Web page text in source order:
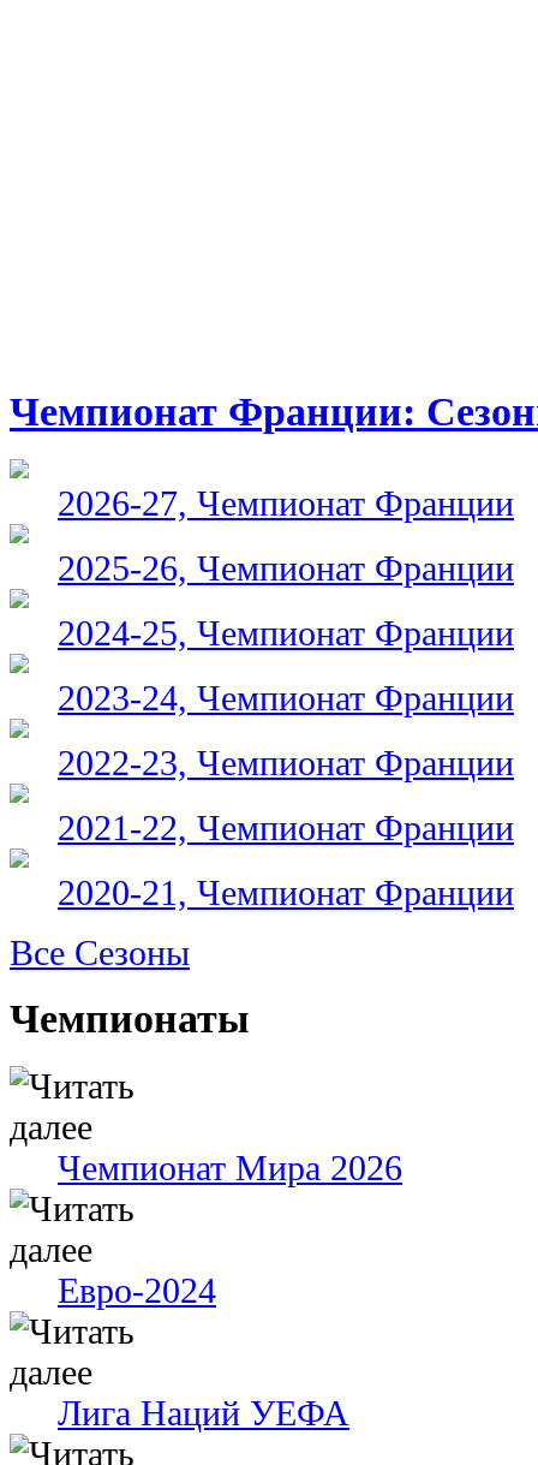
Чемпионат Франции:
2026-27, Чемпионат Франции
2025-26, Чемпионат Франции
2024-25, Чемпионат Франции
2023-24, Чемпионат Франции
2022-23, Чемпионат Франции
2021-22, Чемпионат Франции
2020-21, Чемпионат Франции
Все Сезоны
Чемпионаты
Чемпионат Мира 2026
Евро-2024
Лига Наций УЕФА